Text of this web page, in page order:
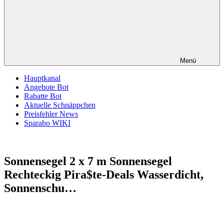
Menü
Hauptkanal
Angebote Bot
Rabatte Bot
Aktuelle Schnäppchen
Preisfehler News
Sparabo WIKI
Sonnensegel 2 x 7 m Sonnensegel
Rechteckig Pira$te-Deals Wasserdicht,
Sonnenschu…